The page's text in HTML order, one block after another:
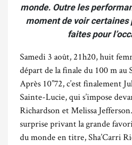
monde. Outre les
moment de voir certaines
faites pour
Samedi 3 août, 21h20, huit
départ de la finale du 100 m au
Après 10”72, c’est finalement
Sainte-Lucie, qui s’impose
Richardson et Melissa
surprise privant la grande
du monde en titre, Sha’Carri